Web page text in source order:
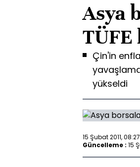
Asya
Çin'in
yükseldi
15 Şubat 2011, 08:27
Güncelleme : 15